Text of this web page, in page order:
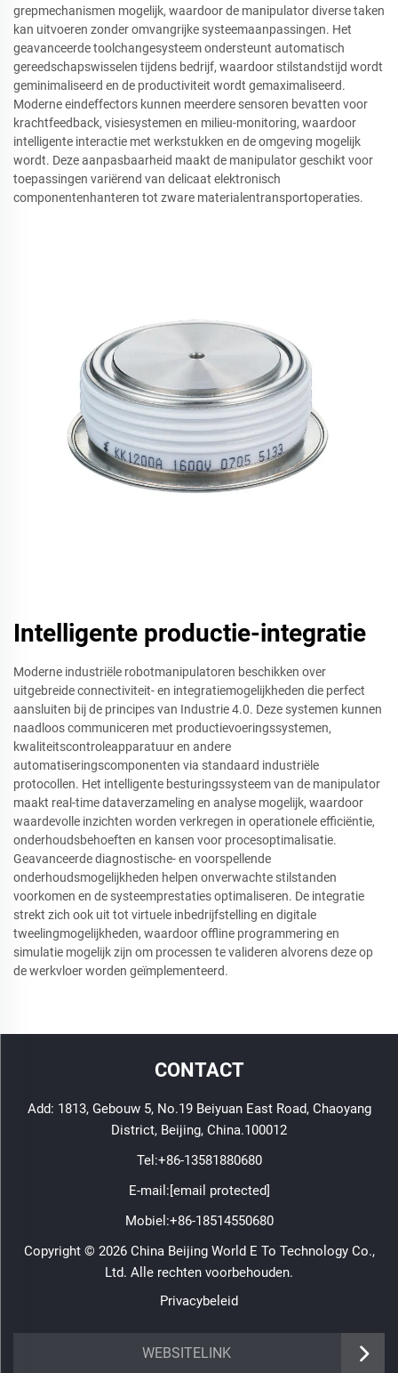
grepmechanismen mogelijk, waardoor de manipulator diverse taken
kan uitvoeren zonder omvangrijke systeemaanpassingen. Het
geavanceerde toolchangesysteem ondersteunt automatisch
gereedschapswisselen tijdens bedrijf, waardoor stilstandstijd wordt
geminimaliseerd en de productiviteit wordt gemaximaliseerd.
Moderne eindeffectors kunnen meerdere sensoren bevatten voor
krachtfeedback, visiesystemen en milieu-monitoring, waardoor
intelligente interactie met werkstukken en de omgeving mogelijk
wordt. Deze aanpasbaarheid maakt de manipulator geschikt voor
toepassingen variërend van delicaat elektronisch
componentenhanteren tot zware materialentransportoperaties.
Intelligente productie-integratie
Moderne industriële robotmanipulatoren beschikken over
uitgebreide connectiviteit- en integratiemogelijkheden die perfect
aansluiten bij de principes van Industrie 4.0. Deze systemen kunnen
naadloos communiceren met productievoeringssystemen,
kwaliteitscontroleapparatuur en andere
automatiseringscomponenten via standaard industriële
protocollen. Het intelligente besturingssysteem van de manipulator
maakt real-time dataverzameling en analyse mogelijk, waardoor
waardevolle inzichten worden verkregen in operationele efficiëntie,
onderhoudsbehoeften en kansen voor procesoptimalisatie.
Geavanceerde diagnostische- en voorspellende
onderhoudsmogelijkheden helpen onverwachte stilstanden
voorkomen en de systeemprestaties optimaliseren. De integratie
strekt zich ook uit tot virtuele inbedrijfstelling en digitale
tweelingmogelijkheden, waardoor offline programmering en
simulatie mogelijk zijn om processen te valideren alvorens deze op
de werkvloer worden geïmplementeerd.
CONTACT
Add: 1813, Gebouw 5, No.19 Beiyuan East Road, Chaoyang
District, Beijing, China.100012
Tel:+86-13581880680
E-mail:[email protected]
Mobiel:+86-18514550680
Copyright © 2026 China Beijing World E To Technology Co.,
Ltd. Alle rechten voorbehouden.
Privacybeleid
WEBSITELINK